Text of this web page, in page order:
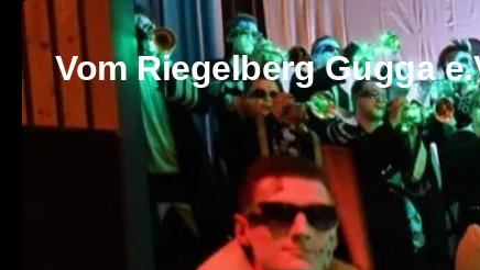
Vom Riegelberg Gugga